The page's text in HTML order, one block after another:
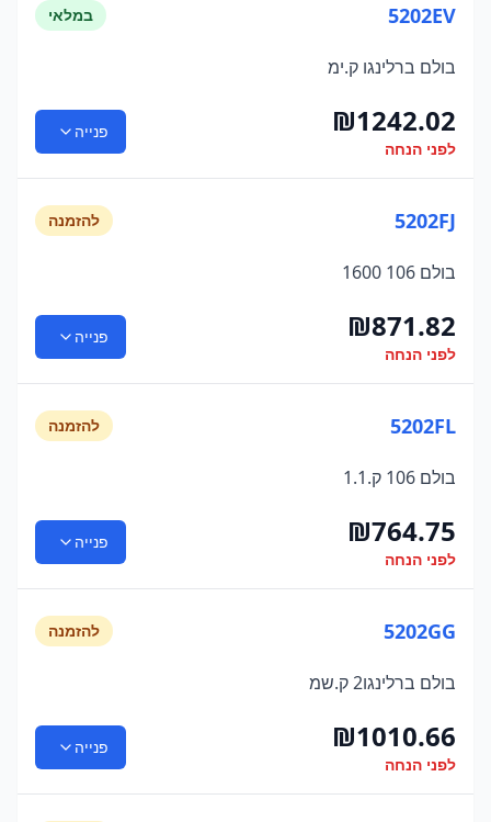
5202EV במלאי
בולם ברלינגו ק.ימ
₪1242.02
לפני הנחה
פנייה
5202FJ להזמנה
בולם 106 1600
₪871.82
לפני הנחה
פנייה
5202FL להזמנה
בולם 106 ק.1.1
₪764.75
לפני הנחה
פנייה
5202GG להזמנה
בולם ברלינגו2 ק.שמ
₪1010.66
לפני הנחה
פנייה